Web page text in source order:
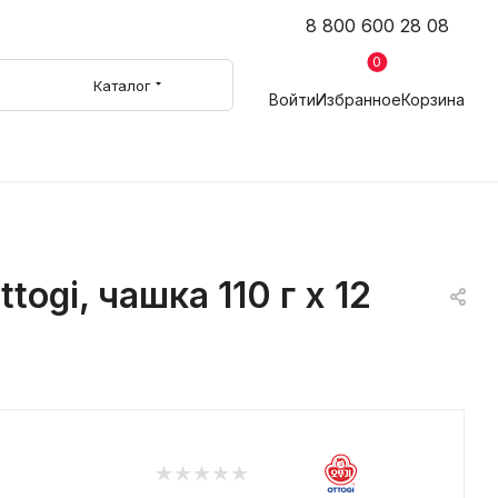
8 800 600 28 08
Каталог
ВойтиИзбранное
0
Корзина
чашка 110 г х 12